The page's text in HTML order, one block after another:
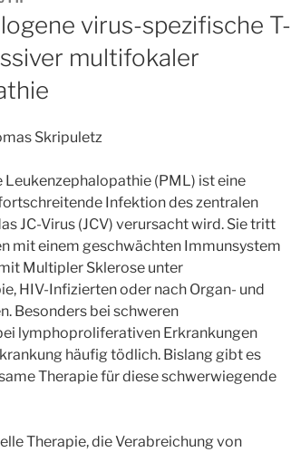
virus-spezifische T-
multifokaler
Skripuletz
(PML) ist eine
Infektion des zentralen
JC-Virus (JCV) verursacht wird. Sie tritt
mit einem geschwächten Immunsystem
Multipler Sklerose unter
HIV-Infizierten oder nach Organ- und
Besonders bei schweren
lymphoproliferativen Erkrankungen
häufig tödlich. Bislang gibt es
Therapie für diese schwerwiegende
Therapie, die Verabreichung von